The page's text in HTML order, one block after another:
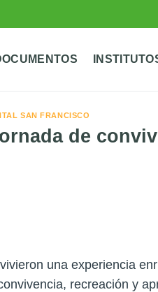
SAN FRANCISCO
de
una experiencia
recreación y